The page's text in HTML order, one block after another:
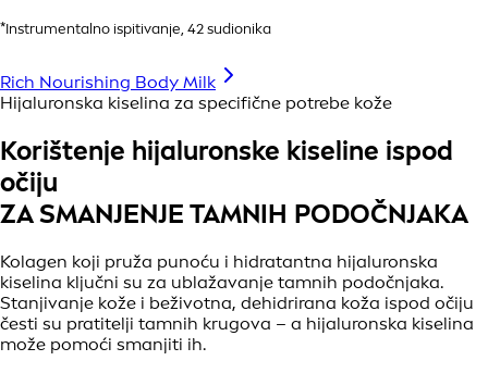
*Instrumentalno ispitivanje, 42 sudionika
Rich Nourishing Body Milk
Hijaluronska kiselina za specifične potrebe kože
Korištenje hijaluronske kiseline ispod
očiju
ZA SMANJENJE TAMNIH PODOČNJAKA
Kolagen koji pruža punoću i hidratantna hijaluronska
kiselina ključni su za ublažavanje tamnih podočnjaka.
Stanjivanje kože i beživotna, dehidrirana koža ispod očiju
česti su pratitelji tamnih krugova – a hijaluronska kiselina
može pomoći smanjiti ih.